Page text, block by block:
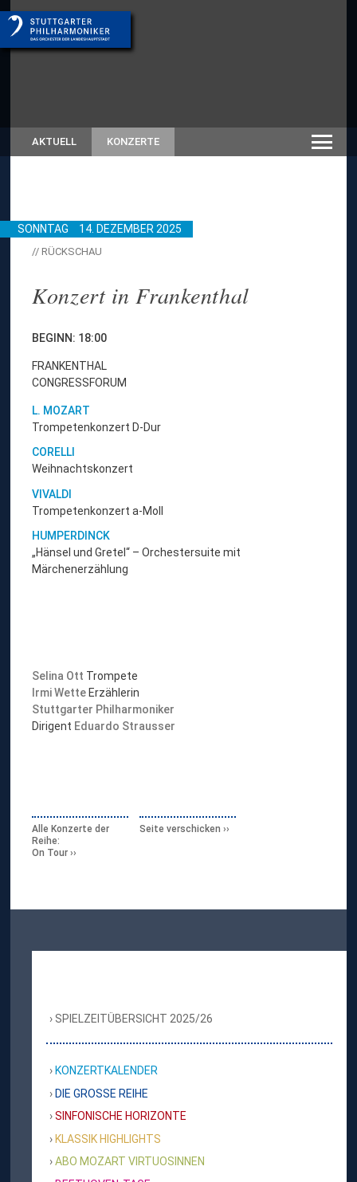
AKTUELL KONZERTE
SONNTAG 14. DEZEMBER 2025
// RÜCKSCHAU
Konzert in Frankenthal
BEGINN: 18:00
FRANKENTHAL
CONGRESSFORUM
L. MOZART
Trompetenkonzert D-Dur
CORELLI
Weihnachtskonzert
VIVALDI
Trompetenkonzert a-Moll
HUMPERDINCK
„Hänsel und Gretel“ – Orchestersuite mit
Märchenerzählung
Selina Ott Trompete
Irmi WetteErzählerin
Stuttgarter Philharmoniker
Dirigent Eduardo Strausser
Alle Konzerte der
Reihe:
On Tour
Seite verschicken
SPIELZEITÜBERSICHT 2025/26
KONZERTKALENDER
DIE GROSSE REIHE
SINFONISCHE HORIZONTE
KLASSIK HIGHLIGHTS
ABO MOZART VIRTUOSINNEN